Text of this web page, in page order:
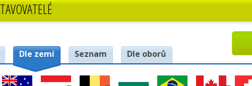
Dle zemí Seznam Dle oborů